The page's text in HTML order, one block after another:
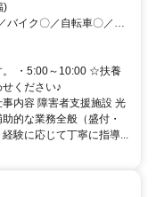
)
。 ・5:00～10:00 ☆扶養
ください♪
内容 障害者支援施設 光
的な業務全般（盛付・
験に応じて丁寧に指導...